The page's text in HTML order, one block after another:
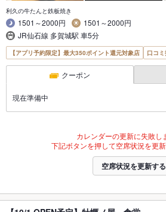
利久の牛たんと鉄板焼き
1501～2000円
1501～2000円
JR仙石線 多賀城駅 車5分
【アプリ予約限定】最大350ポイント還元対象店 口コ
クーポン
現在準備中
カレンダーの更新に失敗し
下記ボタンを押して空席状況を更新
空席状況を更新する